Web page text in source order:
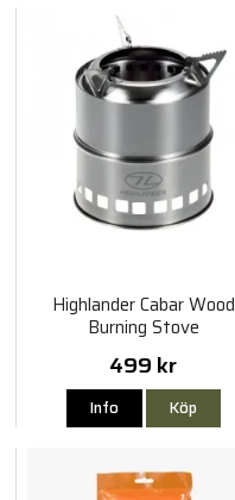
Highlander Cabar Wood
Burning Stove
499 kr
Info Köp